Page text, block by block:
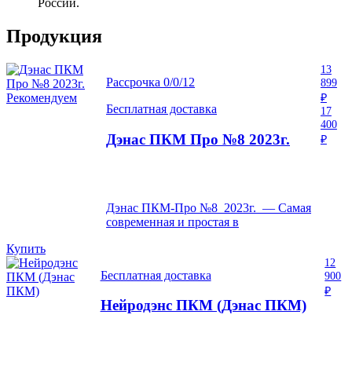
России.
Продукция
Рекомендуем
Рассрочка 0/0/12
Бесплатная доставка
Дэнас ПКМ Про №8 2023г.
Дэнас ПКМ-Про №8 2023г. — Самая
современная и простая в
13
899
₽
17
400
₽
Купить
Бесплатная доставка
Нейродэнс ПКМ (Дэнас ПКМ)
12
900
₽